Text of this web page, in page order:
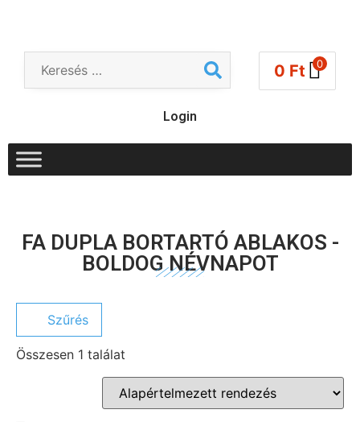
0 Ft 0
Login
FA DUPLA BORTARTÓ ABLAKOS -
BOLDOG NÉVNAPOT
Szűrés
Összesen 1 találat